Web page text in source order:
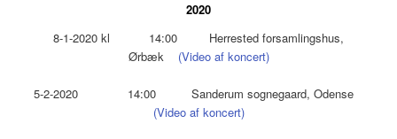
2020
8-1-2020 kl 14:00 Herrested forsamlingshus,
Ørbæk
(Video af koncert)
5-2-2020 14:00 Sanderum sognegaard, Odense
(Video af koncert)